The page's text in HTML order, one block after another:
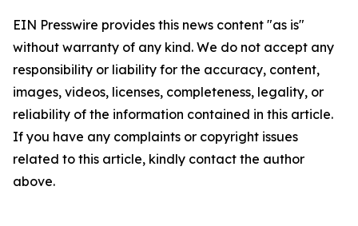
EIN Presswire provides this news content "as is"
without warranty of any kind. We do not accept any
responsibility or liability for the accuracy, content,
images, videos, licenses, completeness, legality, or
reliability of the information contained in this article.
If you have any complaints or copyright issues
related to this article, kindly contact the author
above.